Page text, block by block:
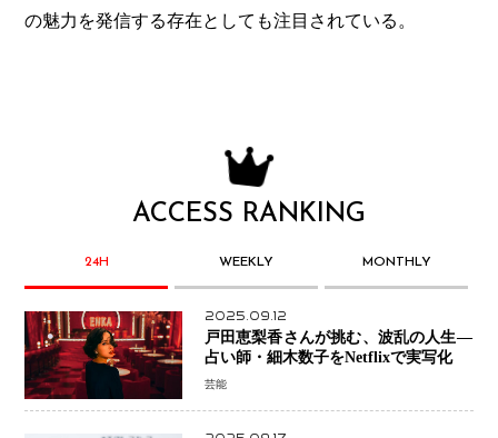
の魅力を発信する存在としても注目されている。
ACCESS RANKING
24H WEEKLY MONTHLY
2025.09.12
戸田恵梨香さんが挑む、波乱の人生―
占い師・細木数子をNetflixで実写化
芸能